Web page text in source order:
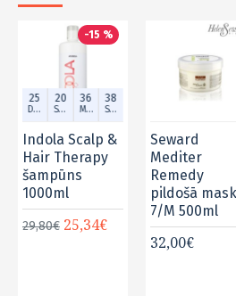
-15 %
25
Dien.
20
Stund.
36
Min.
38
Sek.
Indola Scalp &
Hair Therapy
šampūns
1000ml
29,80€ 25,34€
Seward
Mediter
Remedy
pildošā
7/M 500ml
32,00€